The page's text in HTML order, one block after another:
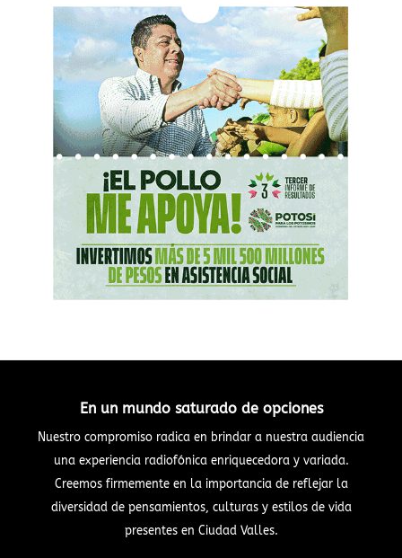
En un mundo saturado de opciones
Nuestro compromiso radica en brindar a nuestra audiencia
una experiencia radiofónica enriquecedora y variada.
Creemos firmemente en la importancia de reflejar la
diversidad de pensamientos, culturas y estilos de vida
presentes en Ciudad Valles.